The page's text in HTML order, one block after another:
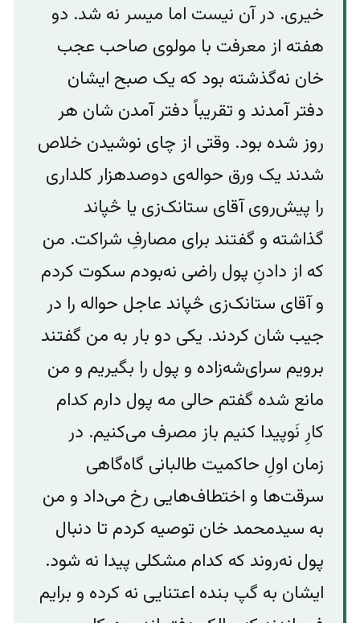
خیری. در آن نیست اما میسر نه شد. دو
هفته از معرفت با مولوی صاحب عجب‌
خان نه‌گذشته بود که یک صبح ایشان
دفتر آمدند و تقریباً دفتر آمدن شان هر
روز شده بود. وقتی از چای نوشیدن خلاص
شدند یک ورق حواله‌ی دوصدهزار کلداری
را پیش‌روی آقای ستانک‌زی یا څپاند
گذاشته و گفتند برای مصارفِ شراکت. من
که از دادنِ پول راضی نه‌بودم سکوت کردم
و آقای ستانک‌زی څپاند عاجل حواله را در
جیب شان کردند. یکی دو بار به من گفتند
برویم سرای‌شه‌زاده و پول را بگیریم و من
مانع شده گفتم حالی مه پول دارم کدام
کارِ نَو‌پیدا کنیم باز مصرف می‌کنیم. در
زمان اولِ حاکمیت طالبانی گاه‌گاهی
سرقت‌ها و اختطاف‌هایی رخ می‌داد و‌ من
به سیدمحمد خان توصیه کردم تا دنبال
پول نه‌روند که کدام مشکلی پیدا نه شود.
ایشان به گپ بنده اعتنایی نه کرده و برایم